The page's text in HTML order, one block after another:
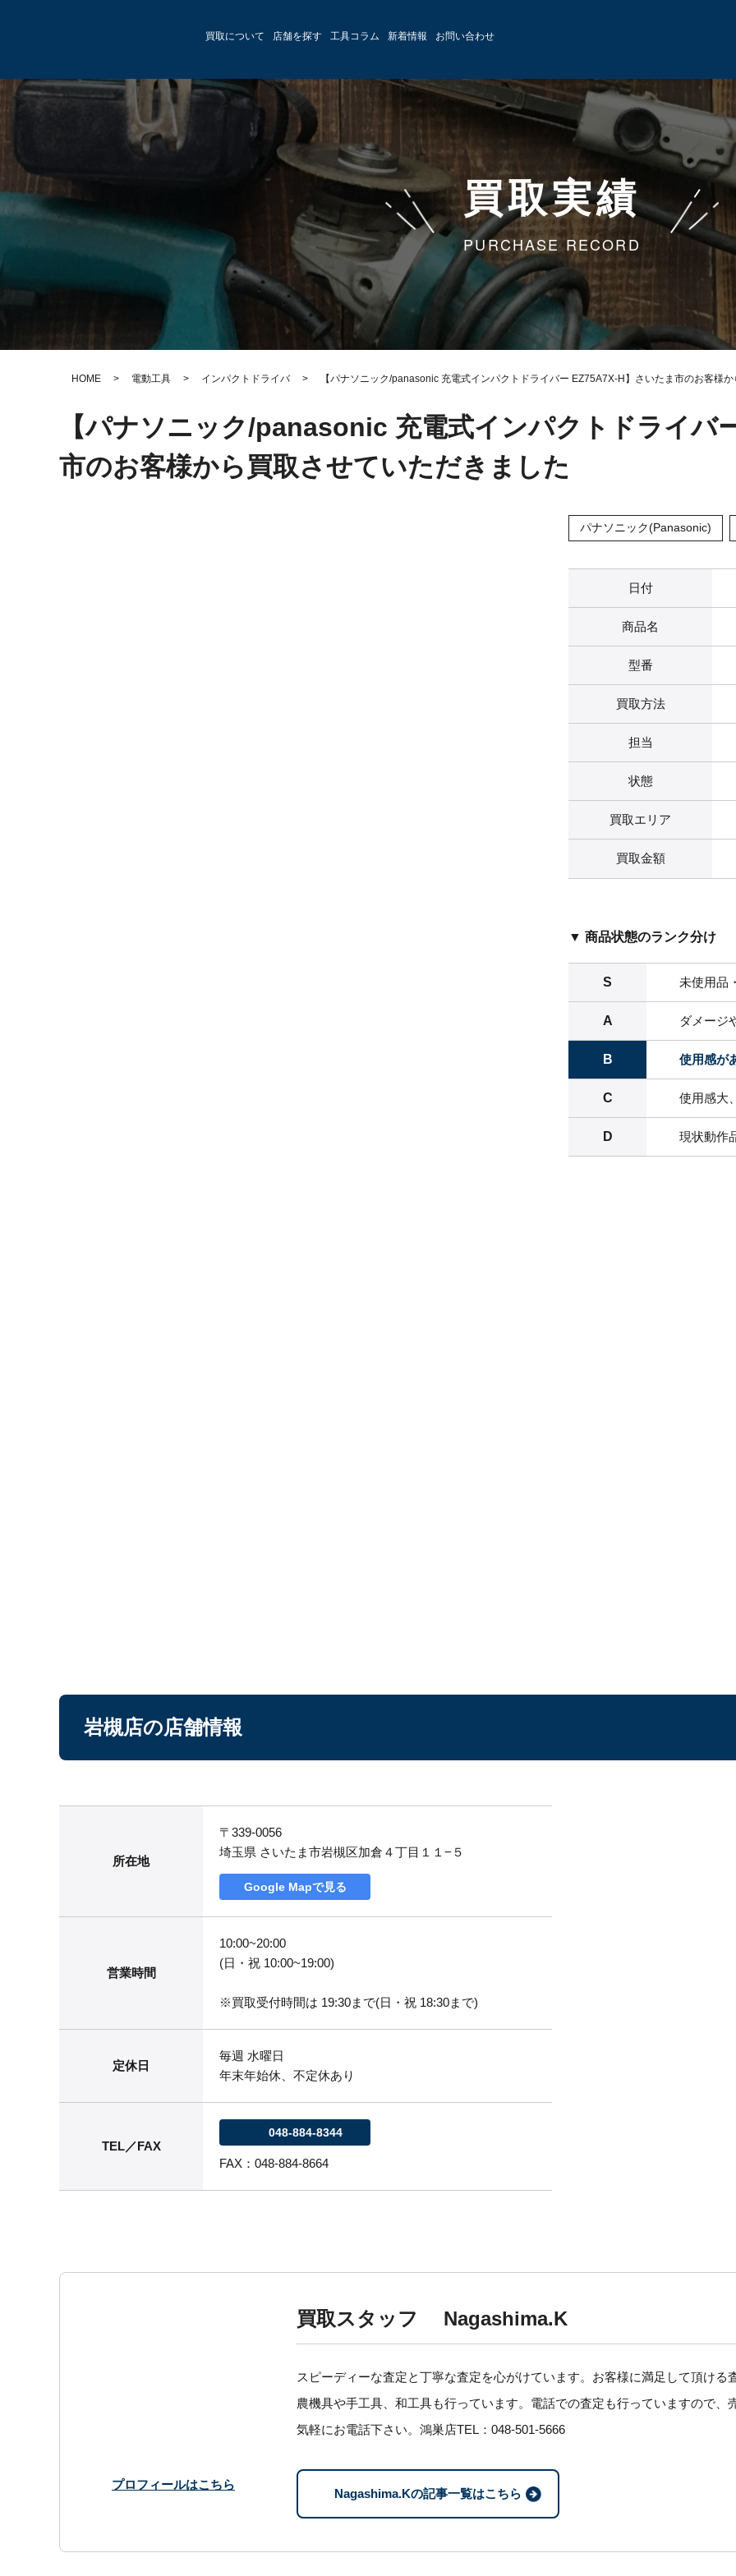
買取について 店舗を探す 工具コラム 新着情報 お問い合わせ
買取実績
PURCHASE RECORD
HOME > 電動工具 > インパクトドライバ > 【パナソニック/panasonic 充電式インパクトドライバー EZ75A7X-H】さいたま市のお客様
【パナソニック/panasonic 充電式インパクトドライバ
市のお客様から買取させていただきました
パナソニック(Panasonic)
日付
商品名
型番
買取方法
担当
状態
買取エリア
買取金額
▼ 商品状態のランク分け
S 未使用品
A ダメージ
B 使用感が
C 使用感大
D 現状動作
岩槻店の店舗情報
所在地
〒339-0056
埼玉県 さいたま市岩槻区加倉４丁目１１−５
Google Mapで見る
営業時間
10:00~20:00
(日・祝 10:00~19:00)
※買取受付時間は 19:30まで(日・祝 18:30まで)
定休日
毎週 水曜日
年末年始休、不定休あり
TEL／FAX
048-884-8344
FAX：048-884-8664
プロフィールはこちら
買取スタッフ Nagashima.K
スピーディーな査定と丁寧な査定を心がけています。お客様に満足して頂け
農機具や手工具、和工具も行っています。電話での査定も行っていますので
気軽にお電話下さい。鴻巣店TEL：048-501-5666
Nagashima.Kの記事一覧はこちら